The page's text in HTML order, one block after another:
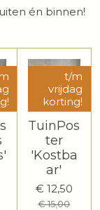
én binnen!
t/m
vrijdag
korting!
TuinPos
ter
'Kostba
ar'
€ 12,50
€ 15,00